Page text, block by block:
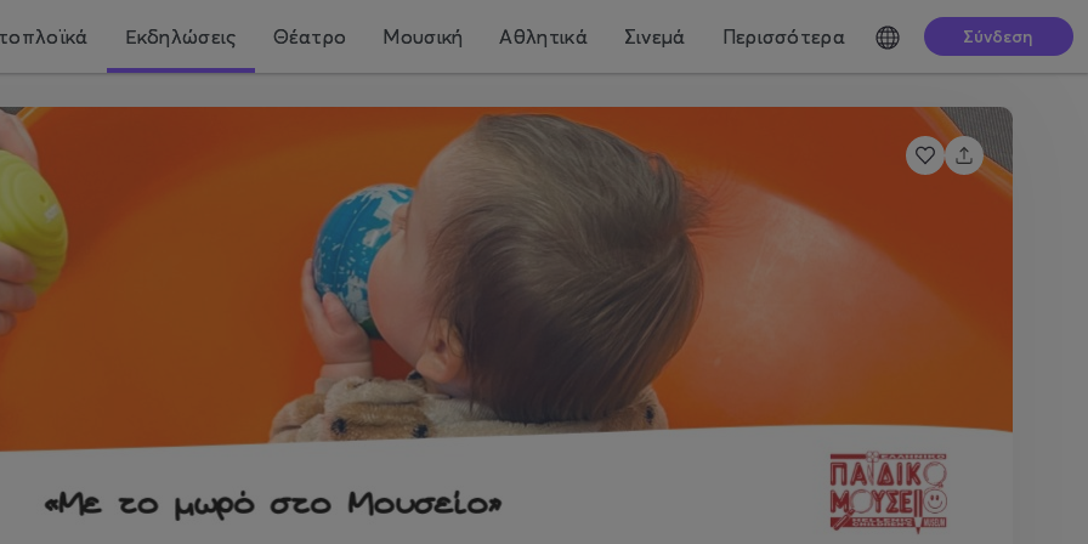
Εκδηλώσεις Θέατρο Μουσική Αθλητικά Σινεμά Περισσότερα Σύνδεση